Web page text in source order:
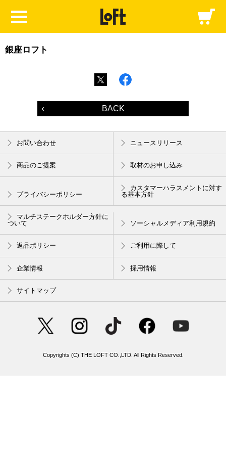
銀座ロフト
BACK
お問い合わせ ニュースリリース
商品のご提案 取材のお申し込み
プライバシーポリシー
カスタマーハラスメントに対す
る基本方針
マルチステークホルダー方針に
ついて
ソーシャルメディア利用規約
返品ポリシー ご利用に際して
企業情報 採用情報
サイトマップ
Copyrights (C) THE LOFT CO.,LTD. All Rights Reserved.